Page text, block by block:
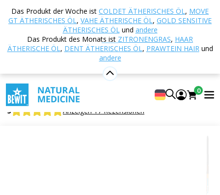
Das Produkt der Woche ist COLDET ÄTHERISCHES ÖL, MOVE
GT ÄTHERISCHES ÖL, VAHE ÄTHERISCHE ÖL, GOLD SENSITIVE
ÄTHERISCHES ÖLund andere
Das Produkt des Monats ist ZITRONENGRAS, HAAR
ÄTHERISCHE ÖL, DENT ÄTHERISCHES ÖL, PRAWTEIN HAIRund
andere
0
Startseite E-shop Aromatherapie
Ätherische
Öle
Mischungen ätherischer Öle
Ok Dig
Ok Dig ätherisches Öl
100% reine und natürliche Mischung aus CTEO®
ätherischen Ölen
5 Anzeigen 17 Rezensionen